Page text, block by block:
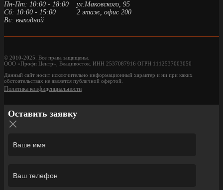
Пн-Пт: 10:00 - 18:00
Сб: 10:00 - 15:00
Вс: выходной
ул.Маковского, 95
2 этаж, офис 200
© 2010-2025. Все права защищены.
ООО «Профи Центр», Владивосток. ИНН 2537087916 ОГРН 1112537003050
Данный сайт носит исключительно информационный характер и ни при каких
обстоятельствах не является публичной офертой.
Политика конфиденциальности
Оставить заявку